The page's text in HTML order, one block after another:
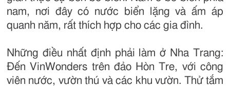
nam, nơi đây có nước biển lặng và ấm áp
quanh năm, rất thích hợp cho các gia đình.
Những điều nhất định phải làm ở Nha Trang:
Đến VinWonders trên đảo Hòn Tre, với công
viên nước, vườn thú và các khu vườn. Thử tắm